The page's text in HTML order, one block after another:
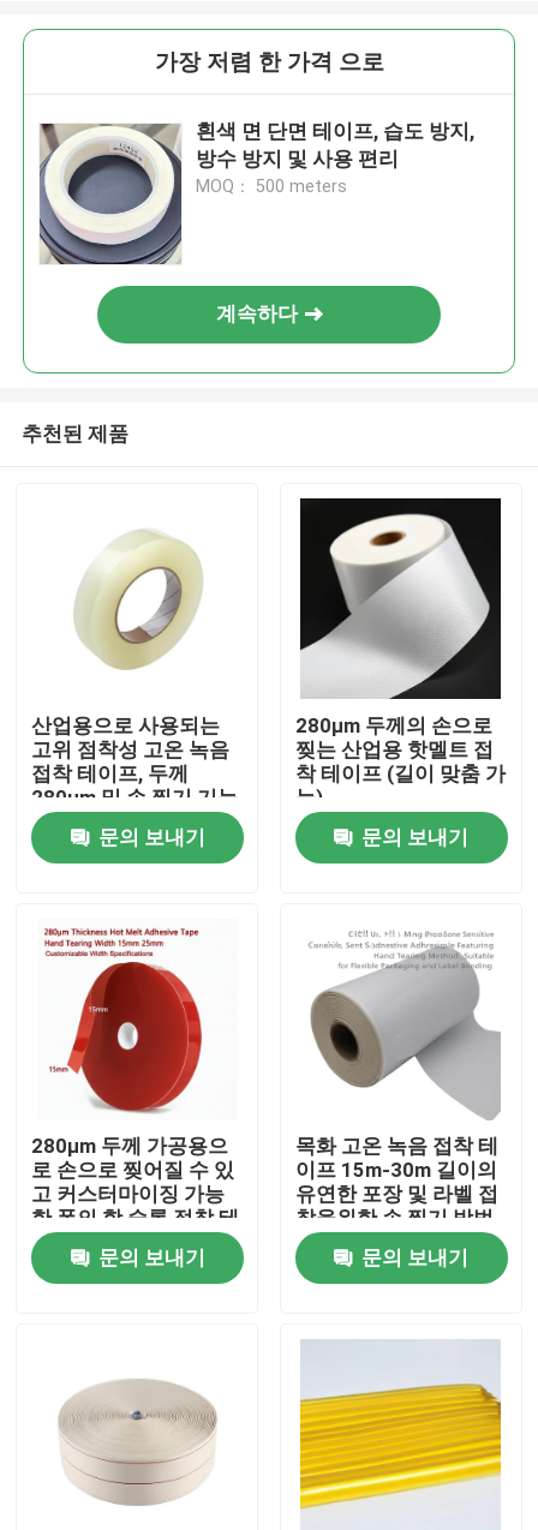
동영상
회사 소개
공장 투어
품질 관리
연락처
속건성 접착제 접착 테이프
가장 저렴 한 가격 으로
흰색 면 단면 테이프, 습도 방지,
방수 방지 및 사용 편리
MOQ： 500 meters
계속하다
추천된 제품
산업용으로 사용되는
고위 점착성 고온 녹음
접착 테이프, 두께
280μm 및 손 찢기 기능
문의 보내기
280μm 두께의 손으로
찢는 산업용 핫멜트 접
착 테이프 (길이 맞춤 가
능)
문의 보내기
280μm 두께 가공용으
로 손으로 찢어질 수 있
고 커스터마이징 가능
한 폭의 핫 슬롯 접착 테
이프
문의 보내기
목화 고온 녹음 접착 테
이프 15m-30m 길이의
유연한 포장 및 라벨 접
착을위한 손 찢기 방법
과 높은 점도성
문의 보내기